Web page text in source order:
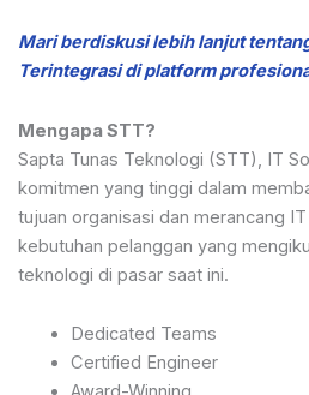
Mari berdiskusi lebih lanjut
Terintegrasi di platform
Mengapa STT?
Sapta Tunas Teknologi (STT), IT
komitmen yang tinggi dalam
tujuan organisasi dan merancang
kebutuhan pelanggan yang
teknologi di pasar saat ini.
Dedicated Teams
Certified Engineer